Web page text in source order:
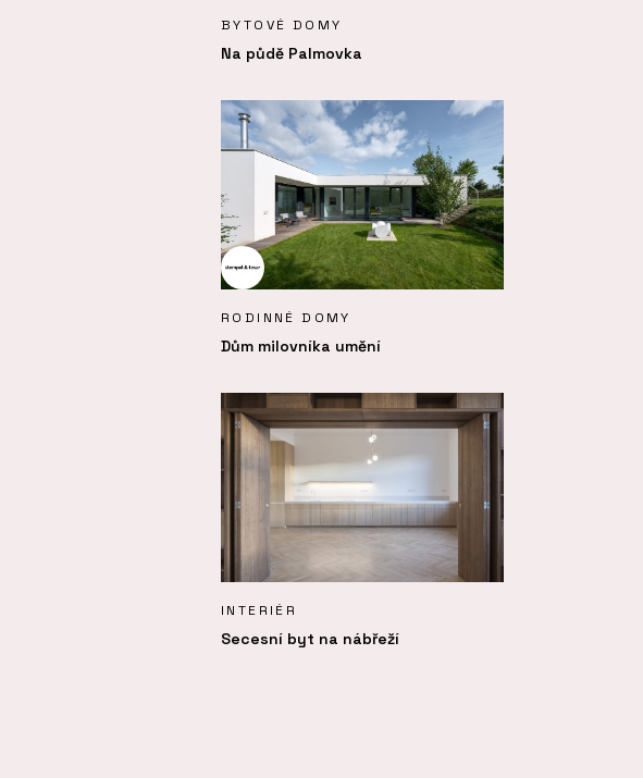
BYTOVÉ DOMY
Na půdě Palmovka
RODINNÉ DOMY
Dům milovníka umění
INTERIÉR
Secesní byt na nábřeží